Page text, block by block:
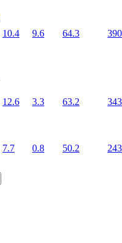
10.4 9.6 64.3 390
12.6 3.3 63.2 343
7.7 0.8 50.2 243